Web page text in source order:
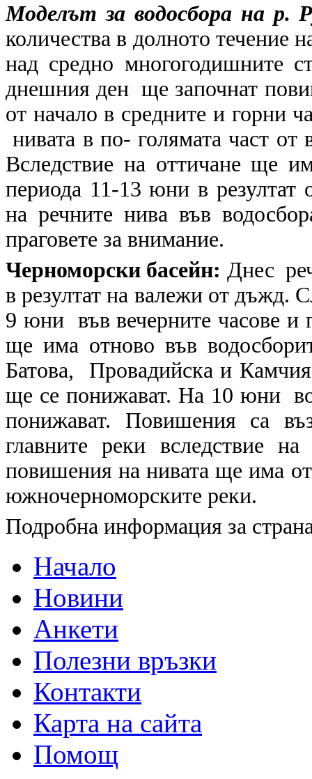
Моделът за водосбора на р.
количества в долното течение
над средно многогодишните
днешния ден ще започнат
от начало в средните и горни
нивата в по- голямата част
Вследствие на оттичане ще
периода 11-13 юни в резултат
на речните нива във
праговете за внимание.
Черноморски басейн: Днес
в резултат на валежи от дъжд.
9 юни във вечерните часове
ще има отново във
Батова, Провадийска и
ще се понижават. На 10 юни
понижават. Повишения са
главните реки вследствие
повишения на нивата ще има
южночерноморските реки.
Подробна информация за
Начало
Новини
Анкети
Полезни връзки
Контакти
Карта на сайта
Помощ